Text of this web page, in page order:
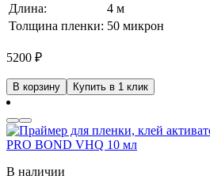
Длина:
4 м
Толщина пленки: 50 микрон
5200 ₽
В корзину Купить в 1 клик
В наличии